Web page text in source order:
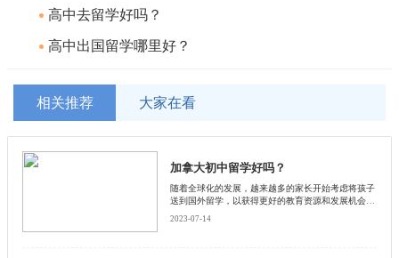
高中去留学好吗？
高中出国留学哪里好？
相关推荐 大家在看
加拿大初中留学好吗？
随着全球化的发展，越来越多的家长开始考虑将孩子
送到国外留学，以获得更好的教育资源和发展机会。
2023-07-14